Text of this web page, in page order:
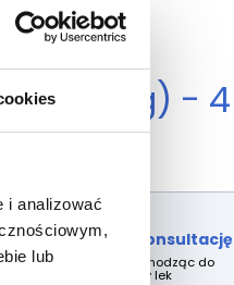
i analizować
lub
(30 mg) - 4
Rozpocznij konsultację
Wybierz lek przechodząc do
wyszukiwarki inny lek